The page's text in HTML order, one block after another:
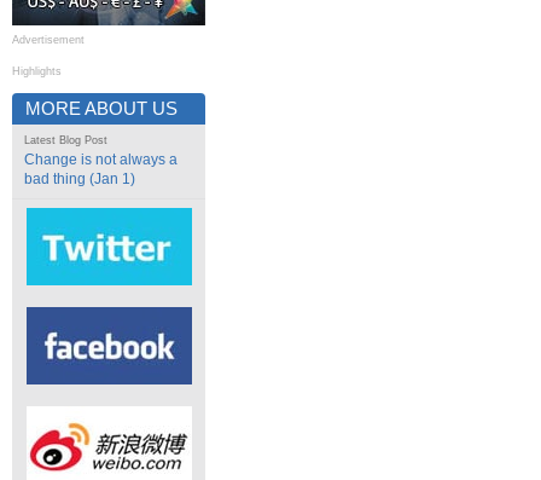
Advertisement
Highlights
MORE ABOUT US
Latest Blog Post
Change is not always a
bad thing (Jan 1)